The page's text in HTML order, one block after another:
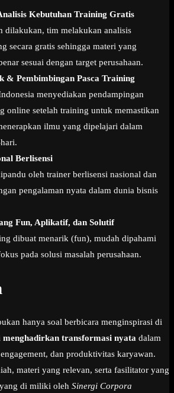
Kebutuhan Training Gratis
dilakukan, tim melakukan analisis
secara gratis sehingga materi yang
sesuai dengan target perusahaan.
& Pembimbingan Pasca Training
menyediakan pendampingan
online setelah training untuk memastikan
ilmu yang dipelajari dalam
Berlisensi
oleh trainer berlisensi nasional dan
pengalaman nyata dalam dunia bisnis
Fun, Aplikatif, dan Solutif
dibuat menarik (fun), mudah dipahami
pada solusi masalah perusahaan.
hanya soal berbicara menginspirasi di
menghadirkan transformasi nyata dalam
dan produktivitas karyawan.
materi yang relevan, serta fasilitator yang
di miliki oleh Sinergi Corpora